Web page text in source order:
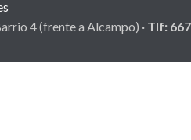
4 (frente a Alcampo) · Tlf: 667